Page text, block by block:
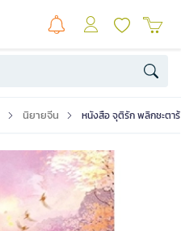
นิยายจีน หนังสือ จุติรัก พลิกชะตา